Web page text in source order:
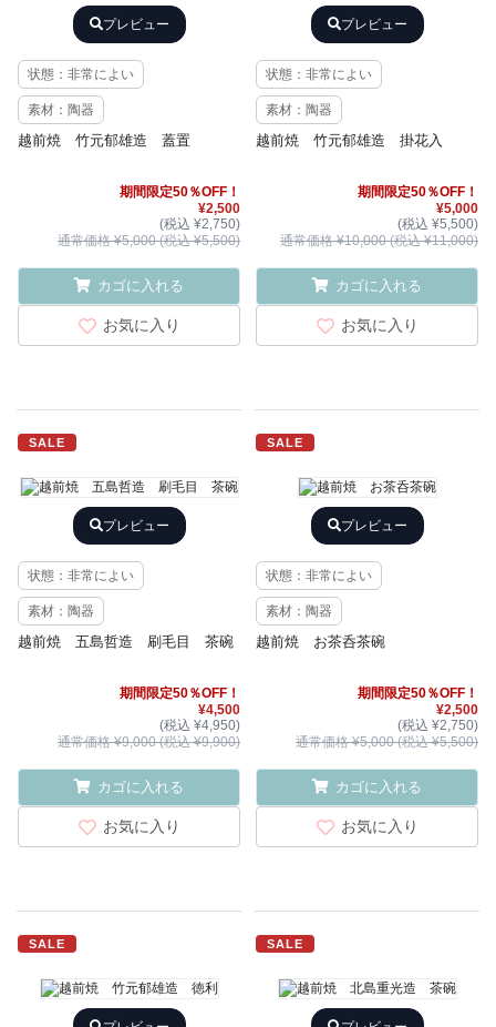
プレビュー
状態：非常によい
素材：陶器
越前焼 竹元郁雄造 蓋置
期間限定50％OFF！
¥2,500
(税込 ¥2,750)
通常価格 ¥5,000 (税込 ¥5,500)
カゴに入れる
お気に入り
プレビュー
状態：非常によい
素材：陶器
越前焼 竹元郁雄造 掛花入
期間限定50％OFF！
¥5,000
(税込 ¥5,500)
通常価格 ¥10,000 (税込 ¥11,000)
カゴに入れる
お気に入り
SALE
プレビュー
状態：非常によい
素材：陶器
越前焼 五島哲造 刷毛目 茶碗
期間限定50％OFF！
¥4,500
(税込 ¥4,950)
通常価格 ¥9,000 (税込 ¥9,900)
カゴに入れる
お気に入り
SALE
プレビュー
状態：非常によい
素材：陶器
越前焼 お茶呑茶碗
期間限定50％OFF！
¥2,500
(税込 ¥2,750)
通常価格 ¥5,000 (税込 ¥5,500)
カゴに入れる
お気に入り
SALE SALE